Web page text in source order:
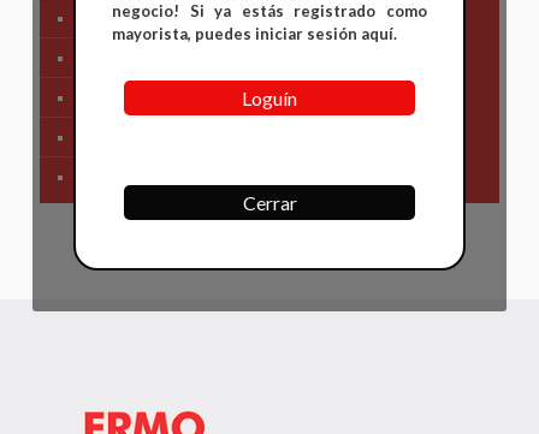
Partes de Motor
negocio! Si ya estás registrado como
mayorista, puedes iniciar sesión aquí.
Loguín
Cerrar